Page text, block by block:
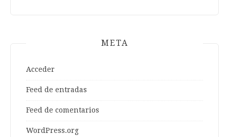
META
Acceder
Feed de entradas
Feed de comentarios
WordPress.org